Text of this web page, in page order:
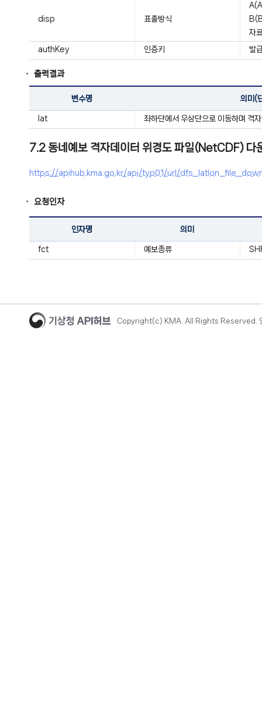
disp 표출방식
자
authKey 인증키 발
출력결과
변수명 의미(
lat 좌하단에서 우상단으로 이동하며 격
7.2 동네예보 격자데이터 위경도 파일(NetCDF) 다
https://apihub.kma.go.kr/api/typ01/url/
요청인자
인자명 의미
fct 예보종류
Copyright(c) KMA. All Rights Reserved.